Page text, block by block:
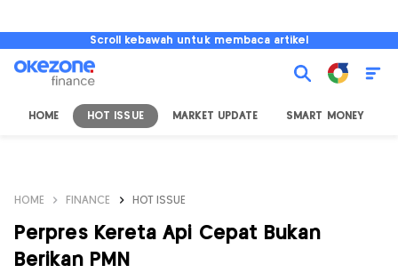
Scroll kebawah untuk membaca artikel
HOME HOT ISSUE MARKET UPDATE SMART MONEY
HOME FINANCE HOT ISSUE
Perpres Kereta Api Cepat Bukan
Berikan PMN